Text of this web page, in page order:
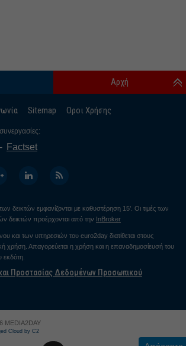
Sitemap Οροι Χρήσης
Αρχή
Factset
δεικτών εμφανίζονται με καθυστέρηση 15’. Οι τιμές των
δεικτών προέρχονται από την InBroker
και των υπηρεσιών του euro2day διατίθεται στους
χρήση. Απαγορεύεται η χρήση και η επαναδημοσίευσή του
εκδότη.
Προστασίας Δεδομένων Προσωπικού
MEDIA2DAY
Cloud by C2